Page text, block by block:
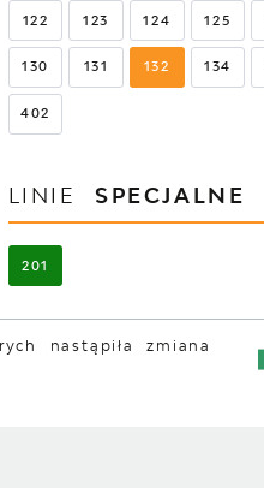
122 123 124 125
130 131 132 134
402
LINIESPECJALNE
201
nastąpiła zmiana